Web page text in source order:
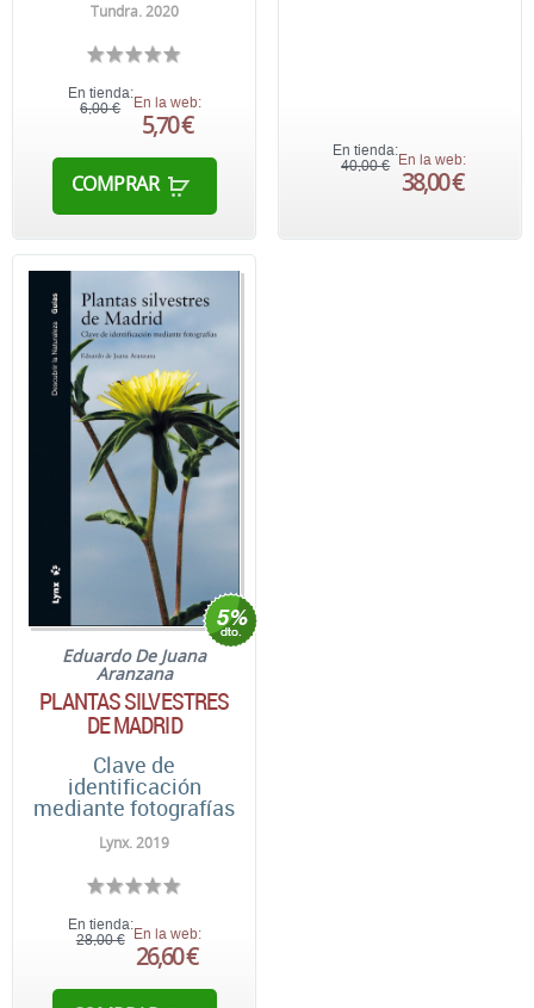
Tundra. 2020
En tienda:
6,00 €
En la web:
5,70 €
COMPRAR
En tienda:
40,00 €
En la web:
38,00 €
Eduardo De Juana
Aranzana
PLANTAS SILVESTRES
DE MADRID
Clave de
identificación
mediante fotografías
Lynx. 2019
En tienda:
28,00 € En la web:
26,60 €